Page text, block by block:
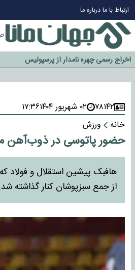
ارتباط با مادرباره ما
چرا طلا دوباره افزایشی شد؟
گزینه جدایی اوسمار روی میز مدیران
آیا رئیس جمهور آمریکا قانون را دور می‌زند؟
اخراج رسمی چهره نامدار از پرسپولیس
سازمان اطلاعات سپاه: پروژه دولت ترامپ
۷۸۱۴۲ ۰۲ شهریور ۱۴۰۴
۱۷:۳۶
خانه
ورزش
حضور پاتوسی در ذوب‌آهن
هافبک پیشین استقلال و فولاد
از جمع سبزپوشان کنار گذاشته شد.